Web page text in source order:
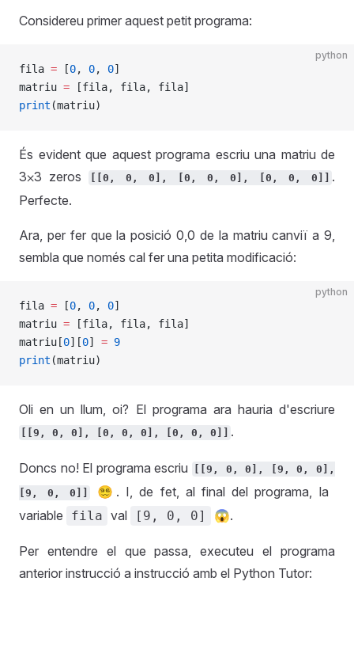
Considereu primer aquest petit programa:
python
fila = [0, 0, 0]
matriu = [fila, fila, fila]
print (matriu)
És evident que aquest programa escriu una matriu de
3⨉3 zeros
[[0, 0, 0], [0, 0, 0], [0, 0, 0]]
.
Perfecte.
Ara, per fer que la posició 0,0 de la matriu canviï a 9,
sembla que només cal fer una petita modificació:
python
fila = [0, 0, 0]
matriu = [fila, fila, fila]
matriu[0][0] = 9
print (matriu)
Oli en un llum, oi? El programa ara hauria d'escriure
[[9, 0, 0], [0, 0, 0], [0, 0, 0]] .
Doncs no! El programa escriu
[[9, 0, 0], [9, 0, 0],
[9, 0, 0]]
😵‍💫. I, de fet, al final del programa, la
variable
fila val [9, 0, 0] 😱.
Per entendre el que passa, executeu el programa
anterior instrucció a instrucció amb el Python Tutor: